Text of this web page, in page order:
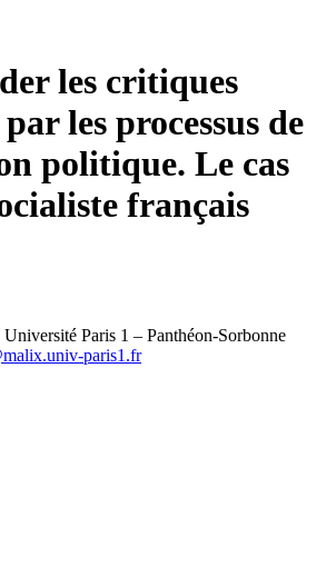
les critiques
les processus de
politique. Le cas
français
Université Paris 1 – Panthéon-Sorbonne
paris1.fr